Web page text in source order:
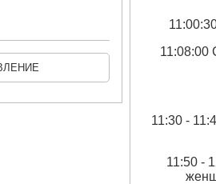
11:08:00
11:30 -
11:50 -